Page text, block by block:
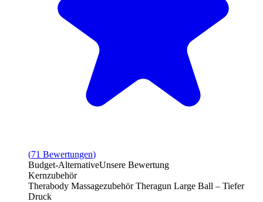
(71 Bewertungen)
Budget-AlternativeUnsere Bewertung
Kernzubehör
Therabody Massagezubehör Theragun Large Ball – Tiefer
Druck